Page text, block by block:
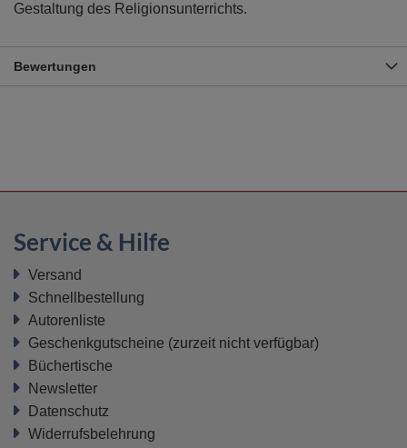
Gestaltung des Religionsunterrichts.
Bewertungen
Service & Hilfe
Versand
Schnellbestellung
Autorenliste
Geschenkgutscheine (zurzeit nicht verfügbar)
Büchertische
Newsletter
Datenschutz
Widerrufsbelehrung